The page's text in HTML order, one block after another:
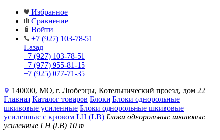
Избранное
Сравнение
Войти
+7 (927) 103-78-51
Назад
+7 (927) 103-78-51
+7 (977) 955-81-15
+7 (925) 077-71-35
140000, МО, г. Люберцы, Котельнический проезд, дом 22
Главная Каталог товаров Блоки Блоки однорольные
шкивовые усиленные Блоки однорольные шкивовые
усиленные с крюком LH (LB) Блоки однорольные шкивовые
усиленные LH (LB) 10 т